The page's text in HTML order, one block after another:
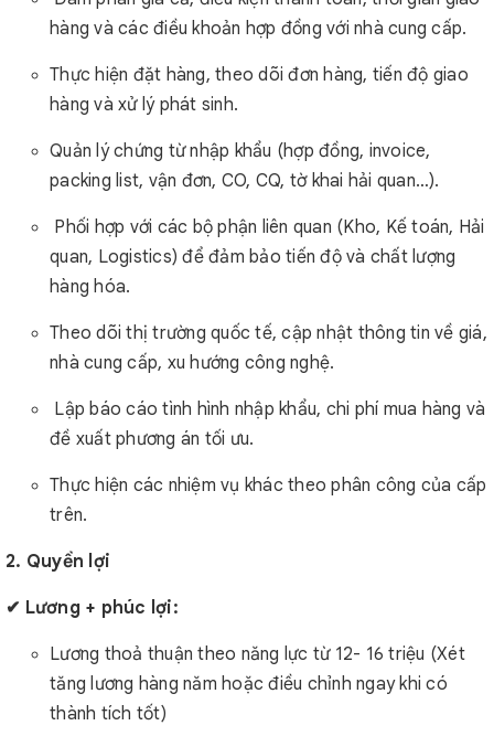
hàng và các điều khoản hợp đồng với nhà cung cấp.
Thực hiện đặt hàng, theo dõi đơn hàng, tiến độ giao
hàng và xử lý phát sinh.
Quản lý chứng từ nhập khẩu (hợp đồng, invoice,
packing list, vận đơn, CO, CQ, tờ khai hải quan…).
Phối hợp với các bộ phận liên quan (Kho, Kế toán, Hải
quan, Logistics) để đảm bảo tiến độ và chất lượng
hàng hóa.
Theo dõi thị trường quốc tế, cập nhật thông tin về giá,
nhà cung cấp, xu hướng công nghệ.
Lập báo cáo tình hình nhập khẩu, chi phí mua hàng và
đề xuất phương án tối ưu.
Thực hiện các nhiệm vụ khác theo phân công của cấp
trên.
2. Quyền lợi
✔ Lương + phúc lợi:
Lương thoả thuận theo năng lực từ 12- 16 triệu (Xét
tăng lương hàng năm hoặc điều chỉnh ngay khi có
thành tích tốt)